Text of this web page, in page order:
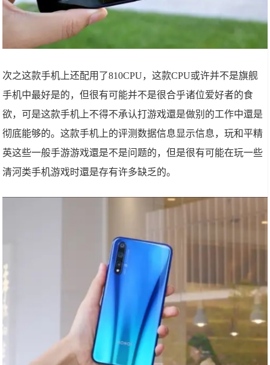
次之这款手机上还配用了810CPU，这款CPU或许并不是旗舰
手机中最好是的，但很有可能并不是很合乎诸位爱好者的食
欲，可是这款手机上不得不承认打游戏還是做别的工作中還是
彻底能够的。这款手机上的评测数据信息显示信息，玩和平精
英这些一般手游游戏還是不是问题的，但是很有可能在玩一些
清河类手机游戏时還是存有许多缺乏的。